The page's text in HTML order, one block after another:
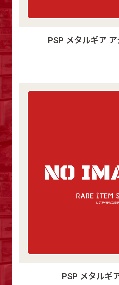
PSP メタルギア
PSP メタルギ